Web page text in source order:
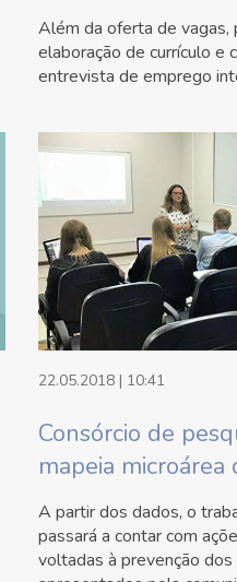
Além da oferta de vagas,
elaboração de currículo e
entrevista de emprego
22.05.2018 | 10:41
Consórcio de
mapeia microárea
A partir dos dados, o
passará a contar com
voltadas à prevenção